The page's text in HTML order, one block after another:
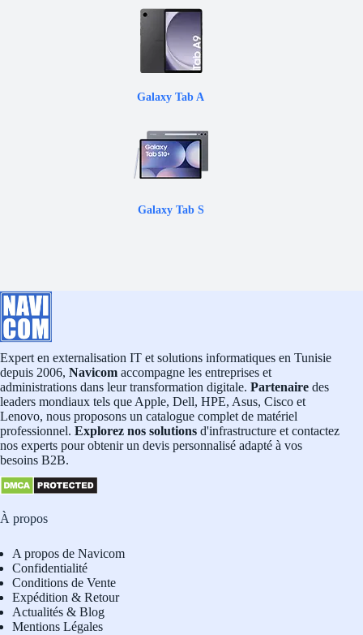
Galaxy Tab A
Galaxy Tab S
Expert en externalisation IT et solutions informatiques en Tunisie
depuis 2006, Navicom accompagne les entreprises et
administrations dans leur transformation digitale. Partenaire des
leaders mondiaux tels que Apple, Dell, HPE, Asus, Cisco et
Lenovo, nous proposons un catalogue complet de matériel
professionnel. Explorez nos solutions d'infrastructure et contactez
nos experts pour obtenir un devis personnalisé adapté à vos
besoins B2B.
À propos
A propos de Navicom
Confidentialité
Conditions de Vente
Expédition & Retour
Actualités & Blog
Mentions Légales